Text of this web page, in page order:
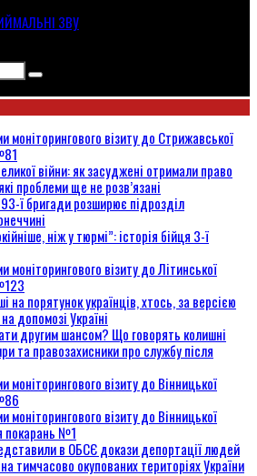
ЗВУ
моніторингового візиту до Стрижавської
війни: як засуджені отримали право
проблеми ще не розв’язані
ї бригади розширює підрозділ
ніж у тюрмі”: історія бійця 3-ї
моніторингового візиту до Літинської
на порятунок українців, хтось, за версією
допомозі Україні
другим шансом? Що говорять колишні
та правозахисники про службу після
моніторингового візиту до Вінницької
моніторингового візиту до Вінницької
покарань №1
в ОБСЄ докази депортації людей
тимчасово окупованих територіях України